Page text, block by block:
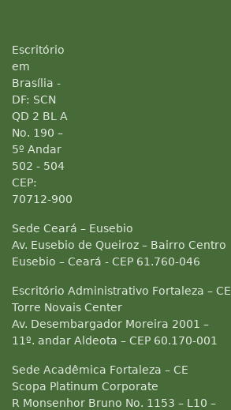
Escritório
em
Brasília -
DF: SCN
QD 2 BL A
No. 190 –
5º Andar
502 - 504
CEP:
70712-900
Sede Ceará – Eusebio
Av. Eusebio de Queiroz – Bairro Centro
Eusebio – Ceará - CEP 61.760-046
Escritório Administrativo Fortaleza – CE
Torre Novais Center
Av. Desembargador Moreira 2001 –
11º. andar Aldeota – CEP 60.170-001
Sede Acadêmica Fortaleza – CE
Scopa Platinum Corporate
R Monsenhor Bruno No. 1153 – L10 –